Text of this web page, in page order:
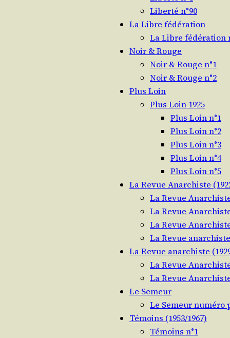
Liberté n°90
La Libre fédération
La Libre fédération
Noir & Rouge
Noir & Rouge n°1
Noir & Rouge n°2
Plus Loin
Plus Loin 1925
Plus Loin n°1
Plus Loin n°2
Plus Loin n°3
Plus Loin n°4
Plus Loin n°5
La Revue Anarchiste
La Revue
La Revue
La Revue
La Revue
La Revue anarchiste
La Revue
La Revue
Le Semeur
Le Semeur numéro
Témoins (1953/​1967)
Témoins n°1